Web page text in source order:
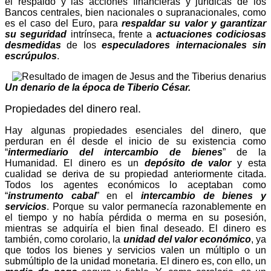
Bancos centrales, bien nacionales o supranacionales, como
es el caso del Euro, pararespaldar su valor y garantizar
su seguridad intrínseca, frente a actuaciones codiciosas
desmedidas de losespeculadores internacionales sin
escrúpulos.
Un denario de la época de Tiberio César.
Propiedades del dinero real.
Hay algunas propiedades esenciales del dinero, que
perduran en él desde el inicio de su existencia como
“intermediario del intercambio de bienes” de la
Humanidad. El dinero es un depósito de valory esta
cualidad se deriva de su propiedad anteriormente citada.
Todos los agentes económicos lo aceptaban como
“instrumento cabal” en el intercambio de bienes y
servicios. Porque su valor permanecía razonablemente en
el tiempo y no había pérdida o merma en su posesión,
mientras se adquiría el bien final deseado. El dinero es
también, como corolario, la unidad del valor económico, ya
que todos los bienes y servicios valen un múltiplo o un
submúltiplo de la unidad monetaria. El dinero es, con ello, un